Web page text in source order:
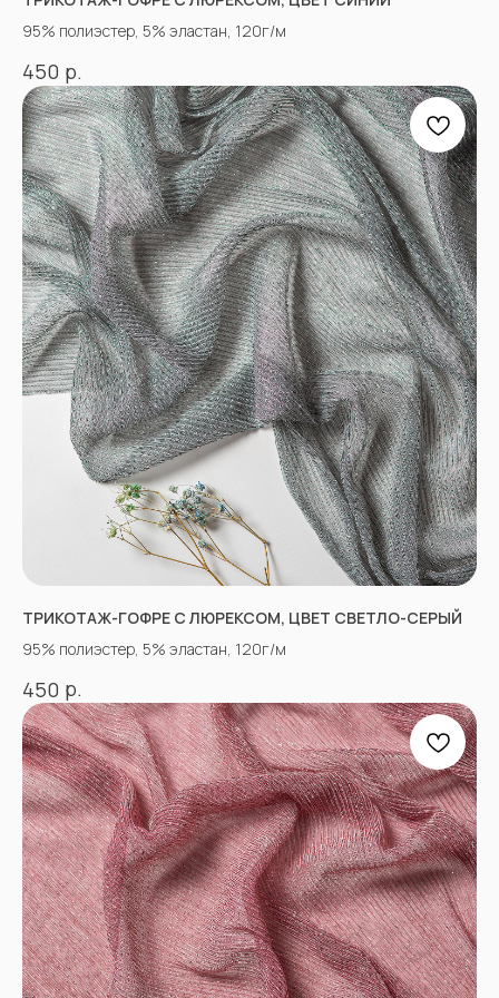
95% полиэстер, 5% эластан, 120г/м
450 р.
ТРИКОТАЖ-ГОФРЕ С ЛЮРЕКСОМ, ЦВЕТ СВЕТЛО-СЕРЫЙ
95% полиэстер, 5% эластан, 120г/м
450 р.
Г. Пятигорк, розничная точка на рынке
«Людмила», ул. Садовая 210, павильоны
34−37.
Оптово-розничные точки продаж:
г.Пятигорск, рынок "Привокзальный",
Георгиевское шоссе 1км, оптовый склад
№9302
График работы и схема проезда
+7(918)873-53-45Мария
tkani357@yandex.ru
+7(928)364-79-21Александра
ВКОНТАКТЕ
ОДНОКЛАССНИКИ
INSTAGRAM*
TIK TOK*
YOU TUBE
АДРЕСА МАГАЗИНОВ
КАК СВЯЗАТЬСЯ
СОЦСЕТИ